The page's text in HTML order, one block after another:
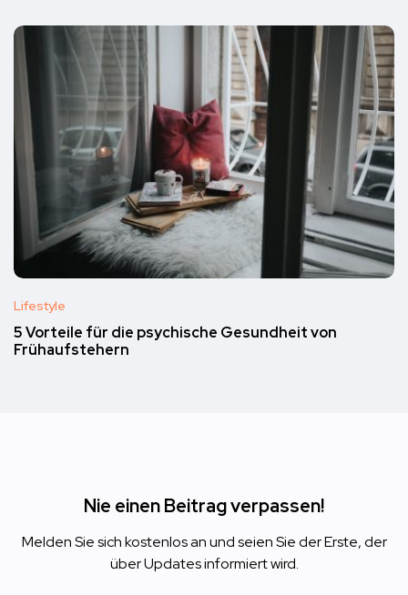
Lifestyle
5 Vorteile für die psychische Gesundheit von
Frühaufstehern
Nie einen Beitrag verpassen!
Melden Sie sich kostenlos an und seien Sie der Erste, der
über Updates informiert wird.